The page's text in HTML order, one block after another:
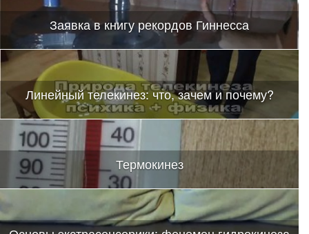
Заявка в книгу рекордов Гиннесса
Линейный телекинез: что, зачем и почему?
Термокинез